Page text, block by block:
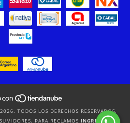
TODOS LOS DERECHOS RESERVADOS.
PARA RECLAMOS INGRESÁ ACÁ.